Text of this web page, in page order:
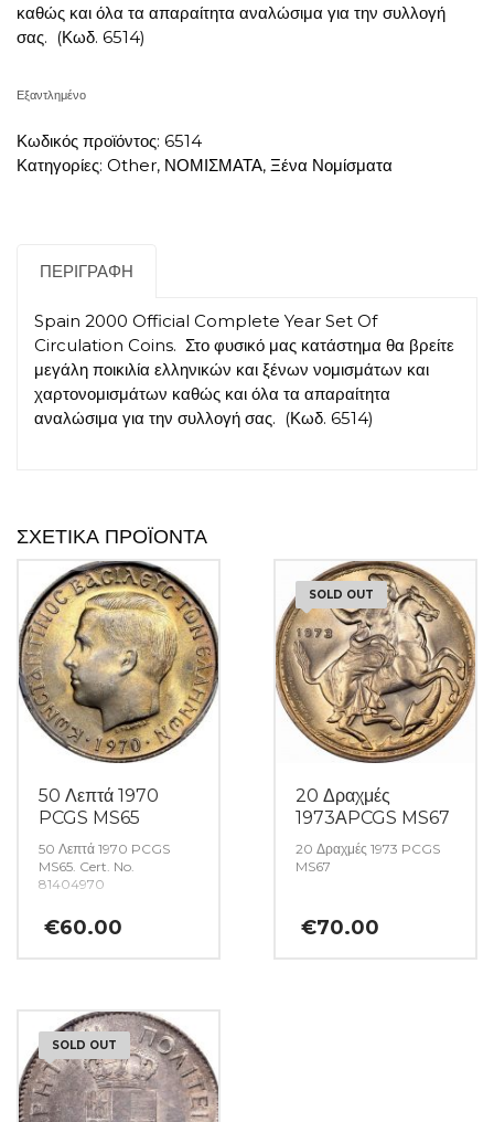
καθώς και όλα τα απαραίτητα αναλώσιμα για την συλλογή
σας. (Κωδ. 6514)
Εξαντλημένο
Κωδικός προϊόντος: 6514
Κατηγορίες: Other, ΝΟΜΙΣΜΑΤΑ, Ξένα Νομίσματα
ΠΕΡΙΓΡΑΦΉ
Spain 2000 Official Complete Year Set Of
Circulation Coins. Στο φυσικό μας κατάστημα θα βρείτε
μεγάλη ποικιλία ελληνικών και ξένων νομισμάτων και
χαρτονομισμάτων καθώς και όλα τα απαραίτητα
αναλώσιμα για την συλλογή σας. (Κωδ. 6514)
ΣΧΕΤΙΚΆ ΠΡΟΪΌΝΤΑ
50 Λεπτά 1970
PCGS MS65
50 Λεπτά 1970 PCGS
MS65. Cert. No.
81404970
€60.00
SOLD OUT
20 Δραχμές
1973ΑPCGS MS67
20 Δραχμές 1973 PCGS
MS67
€70.00
SOLD OUT